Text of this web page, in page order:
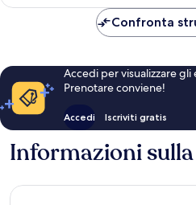
Confronta
Accedi per visualizzare
Prenotare conviene!
Accedi Iscriviti gratis
Informazioni